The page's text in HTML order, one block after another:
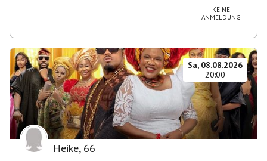
KEINE
ANMELDUNG
Sa, 08.08.2026
20:00
Heike, 66